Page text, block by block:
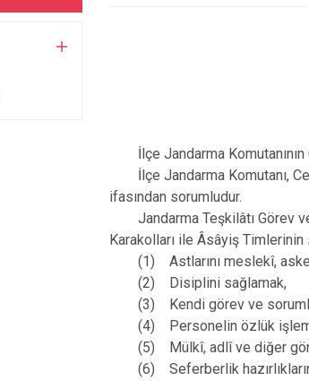
İlçe
İlçe Jandarma Komutanının
İlçe Jandarma Komutanı,
ifasından sorumludur.
Jandarma Teşkilâtı Görev
Karakolları ile Âsâyiş
(1) Astlarını meslekî,
(2) Disiplini sağlamak,
(3) Kendi görev ve
(4) Personelin özlük
(5) Mülkî, adlî ve diğer
(6) Seferberlik